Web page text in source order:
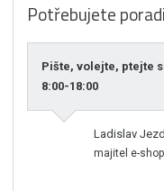
Potřebujete
Pište, volejte, ptejte
8:00-18:00
Ladislav
majitel e-